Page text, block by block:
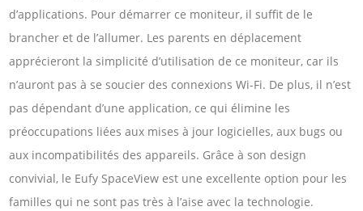
d’applications. Pour démarrer ce moniteur, il suffit de le
brancher et de l’allumer. Les parents en déplacement
apprécieront la simplicité d’utilisation de ce moniteur, car ils
n’auront pas à se soucier des connexions Wi-Fi. De plus, il n’est
pas dépendant d’une application, ce qui élimine les
préoccupations liées aux mises à jour logicielles, aux bugs ou
aux incompatibilités des appareils. Grâce à son design
convivial, le Eufy SpaceView est une excellente option pour les
familles qui ne sont pas très à l’aise avec la technologie.